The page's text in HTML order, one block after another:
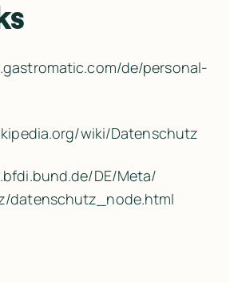
​de/​personal-
​wiki/​Datenschutz
​DE/​Meta/​
​datenschutz_node.html